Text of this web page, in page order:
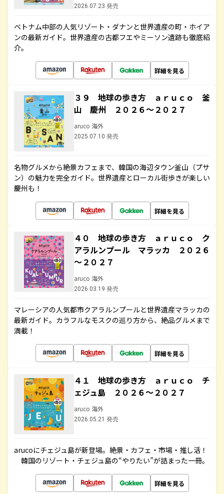
2026.07.23 発売
ベトナム中部の人気リゾート・ダナンと世界遺産の町・ホイア
ンの最新ガイド。世界遺産の古都フエやミーソン遺跡も徹底紹
介。
詳細を見る
３９ 地球の歩き方 ａｒｕｃｏ 釜
山 慶州 ２０２６～２０２７
aruco 海外
2025.07.10 発売
名物グルメから絶景カフェまで、韓国の海辺タウン釜山（プサ
ン）の魅力を完全ガイド。世界遺産とローカル街歩きが楽しい
慶州も！
詳細を見る
４０ 地球の歩き方 ａｒｕｃｏ ク
アラルンプール マラッカ ２０２６
～２０２７
aruco 海外
2026.03.19 発売
マレーシアの人気都市クアラルンプールと世界遺産マラッカの
最新ガイド。カラフルなモスクの巡り方から、絶品グルメまで
満載！
詳細を見る
４１ 地球の歩き方 ａｒｕｃｏ チ
ェジュ島 ２０２６～２０２７
aruco 海外
2026.05.21 発売
arucoにチェジュ島が新登場。絶景・カフェ・市場・推し活！
韓国のリゾート・チェジュ島の“やりたい”が詰まった一冊。
詳細を見る